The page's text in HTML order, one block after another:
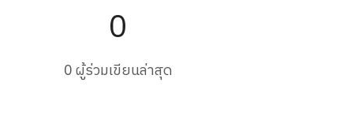
0
0 ผู้ร่วมเขียนล่าสุด